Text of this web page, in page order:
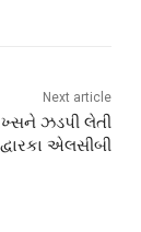
Next article
ઝડપી લેતી
દ્વારકા એલસીબી